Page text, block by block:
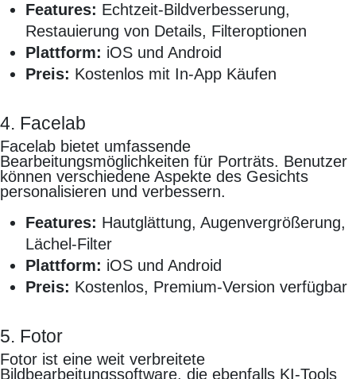
Features: Echtzeit-Bildverbesserung,
Restauierung von Details, Filteroptionen
Plattform: iOS und Android
Preis: Kostenlos mit In-App Käufen
4. Facelab
Facelab bietet umfassende
Bearbeitungsmöglichkeiten für Porträts. Benutzer
können verschiedene Aspekte des Gesichts
personalisieren und verbessern.
Features: Hautglättung, Augenvergrößerung,
Lächel-Filter
Plattform: iOS und Android
Preis: Kostenlos, Premium-Version verfügbar
5. Fotor
Fotor ist eine weit verbreitete
Bildbearbeitungssoftware, die ebenfalls KI-Tools